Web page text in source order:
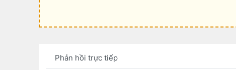
Phản hồi trực tiếp